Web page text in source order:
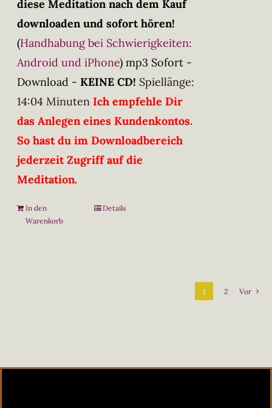
diese Meditation nach dem Kauf
downloaden und sofort hören!
(Handhabung bei Schwierigkeiten:
Android und iPhone) mp3 Sofort -
Download - KEINE CD! Spiellänge:
14:04 Minuten Ich empfehle Dir
das Anlegen eines Kundenkontos.
So hast du im Downloadbereich
jederzeit Zugriff auf die
Meditation.
In den
Warenkorb
Details
1 2 Vor